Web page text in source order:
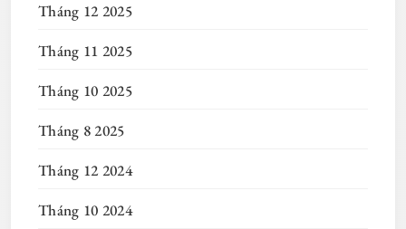
Tháng 12 2025
Tháng 11 2025
Tháng 10 2025
Tháng 8 2025
Tháng 12 2024
Tháng 10 2024